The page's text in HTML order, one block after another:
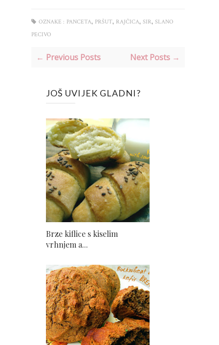
OZNAKE : PANCETA, PRŠUT, RAJČICA, SIR, SLANO
PECIVO
← Previous Posts Next Posts →
JOŠ UVIJEK GLADNI?
Brze kiflice s kiselim
vrhnjem a...